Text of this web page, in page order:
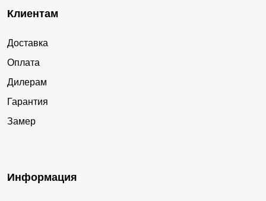
Клиентам
Доставка
Оплата
Дилерам
Гарантия
Замер
Информация